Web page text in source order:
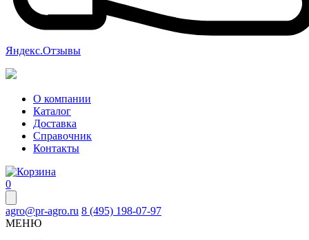
Яндекс.Отзывы
О компании
Каталог
Доставка
Справочник
Контакты
0
agro@pr-agro.ru 8 (495) 198-07-97
МЕНЮ